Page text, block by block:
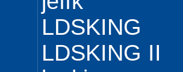
LDSKING
LDSKING II